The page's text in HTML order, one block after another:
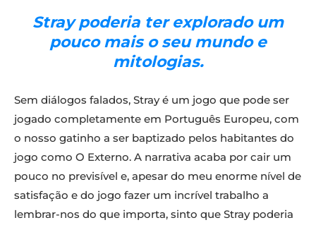
Stray poderia ter explorado um
pouco mais o seu mundo e
mitologias.
Sem diálogos falados, Stray é um jogo que pode ser
jogado completamente em Português Europeu, com
o nosso gatinho a ser baptizado pelos habitantes do
jogo como O Externo. A narrativa acaba por cair um
pouco no previsível e, apesar do meu enorme nível de
satisfação e do jogo fazer um incrível trabalho a
lembrar-nos do que importa, sinto que Stray poderia